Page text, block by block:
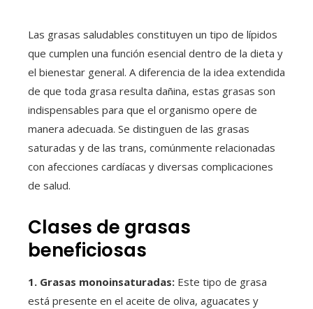
Las grasas saludables constituyen un tipo de lípidos
que cumplen una función esencial dentro de la dieta y
el bienestar general. A diferencia de la idea extendida
de que toda grasa resulta dañina, estas grasas son
indispensables para que el organismo opere de
manera adecuada. Se distinguen de las grasas
saturadas y de las trans, comúnmente relacionadas
con afecciones cardíacas y diversas complicaciones
de salud.
Clases de grasas
beneficiosas
1. Grasas monoinsaturadas: Este tipo de grasa
está presente en el aceite de oliva, aguacates y